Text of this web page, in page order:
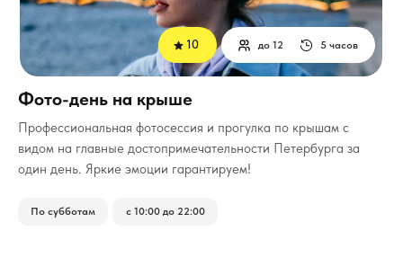
Профессиональная фотосессия и прогулка по крышам с
видом на главные достопримечательности Петербурга за
один день. Яркие эмоции гарантируем!
5 часов
до 12
По субботам с 10:00 до 22:00
Фото-день на крыше
10